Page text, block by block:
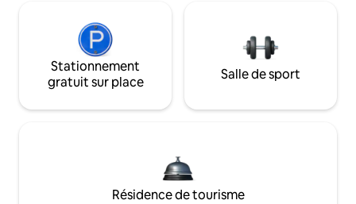
Stationnement
gratuit sur place
Salle de sport
Résidence de tourisme